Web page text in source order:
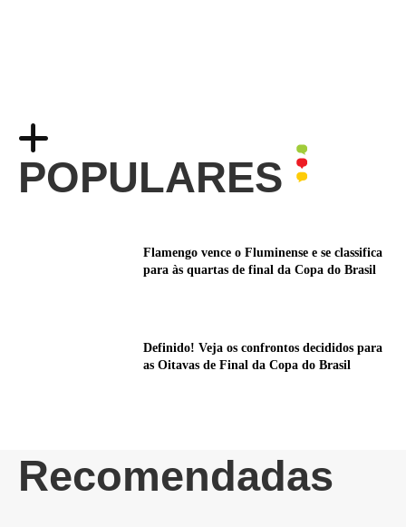
POPULARES
Flamengo vence o Fluminense e se classifica
para às quartas de final da Copa do Brasil
Definido! Veja os confrontos decididos para
as Oitavas de Final da Copa do Brasil
Recomendadas